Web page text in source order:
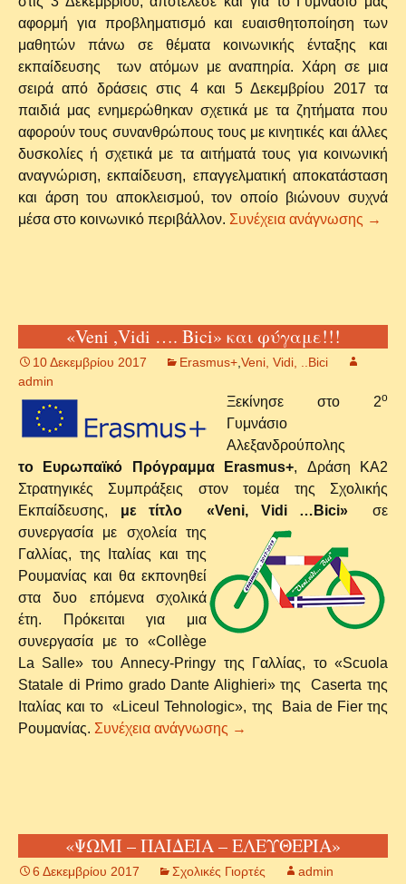
αφορμή για προβληματισμό και ευαισθητοποίηση των
μαθητών πάνω σε θέματα κοινωνικής ένταξης και
εκπαίδευσης των ατόμων με αναπηρία. Χάρη σε μια
σειρά από δράσεις στις 4 και 5 Δεκεμβρίου 2017 τα
παιδιά μας ενημερώθηκαν σχετικά με τα ζητήματα που
αφορούν τους συνανθρώπους τους με κινητικές και άλλες
δυσκολίες ή σχετικά με τα αιτήματά τους για κοινωνική
αναγνώριση, εκπαίδευση, επαγγελματική αποκατάσταση
και άρση του αποκλεισμού, τον οποίο βιώνουν συχνά
μέσα στο κοινωνικό περιβάλλον. Συνέχεια ανάγνωσης →
«Veni ,Vidi …. Bici» και φύγαμε!!!
10 Δεκεμβρίου 2017 Erasmus+,Veni, Vidi, ..Bici
admin
Ξεκίνησε στο 2ο
Γυμνάσιο
Αλεξανδρούπολης
το Ευρωπαϊκό Πρόγραμμα Erasmus+, Δράση KA2
Στρατηγικές Συμπράξεις στον τομέα της Σχολικής
Εκπαίδευσης, με τίτλο «Veni, Vidi …Bici» σε
συνεργασία με σχολεία της
Γαλλίας, της Ιταλίας και της
Ρουμανίας και θα εκπονηθεί
στα δυο επόμενα σχολικά
έτη. Πρόκειται για μια
συνεργασία με το «Collège
La Salle» του Annecy-Pringy της Γαλλίας, το «Scuola
Statale di Primo grado Dante Alighieri» της Caserta της
Ιταλίας και το «Liceul Tehnologic», της Baia de Fier της
Ρουμανίας. Συνέχεια ανάγνωσης «Veni ,Vidi …. Bici» και
→
«ΨΩΜΙ – ΠΑΙΔΕΙΑ – ΕΛΕΥΘΕΡΙΑ»
6 Δεκεμβρίου 2017 Σχολικές Γιορτές admin